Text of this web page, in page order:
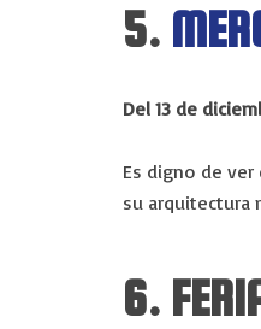
5.
Del 13 de
Es digno de
su arquitectura
6.